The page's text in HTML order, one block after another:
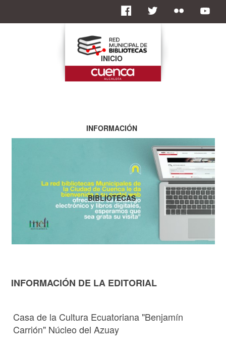
INFORMACIÓN DE LA EDITORIAL
Casa de la Cultura Ecuatoriana "Benjamín
Carrión" Núcleo del Azuay
INICIO
INFORMACIÓN
BIBLIOTECAS